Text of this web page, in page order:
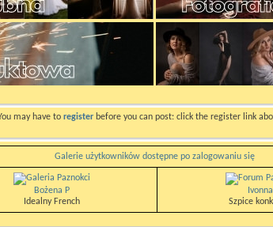
may have to register before you can post: click the register link
Galerie użytkowników dostępne po zalogowaniu się
Bożena P
Idealny French
Szpice